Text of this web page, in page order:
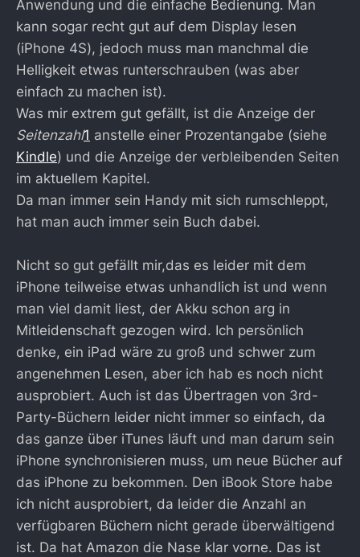
Anwendung und die einfache Bedienung. Man
kann sogar recht gut auf dem Display lesen
(iPhone 4S), jedoch muss man manchmal die
Helligkeit etwas runterschrauben (was aber
einfach zu machen ist).
Was mir extrem gut gefällt, ist die Anzeige der
Seitenzahl1 anstelle einer Prozentangabe (siehe
Kindle) und die Anzeige der verbleibenden Seiten
im aktuellem Kapitel.
Da man immer sein Handy mit sich rumschleppt,
hat man auch immer sein Buch dabei.
Nicht so gut gefällt mir,das es leider mit dem
iPhone teilweise etwas unhandlich ist und wenn
man viel damit liest, der Akku schon arg in
Mitleidenschaft gezogen wird. Ich persönlich
denke, ein iPad wäre zu groß und schwer zum
angenehmen Lesen, aber ich hab es noch nicht
ausprobiert. Auch ist das Übertragen von 3rd-
Party-Büchern leider nicht immer so einfach, da
das ganze über iTunes läuft und man darum sein
iPhone synchronisieren muss, um neue Bücher auf
das iPhone zu bekommen. Den iBook Store habe
ich nicht ausprobiert, da leider die Anzahl an
verfügbaren Büchern nicht gerade überwältigend
ist. Da hat Amazon die Nase klar vorne. Das ist